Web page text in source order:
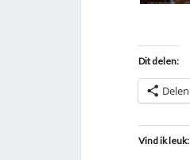
Dit delen:
Delen
Vind ik leuk: